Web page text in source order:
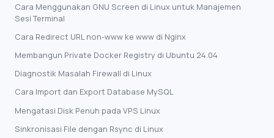
Cara Menggunakan GNU Screen di Linux untuk Manajemen
Sesi Terminal
Cara Redirect URL non-www ke www di Nginx
Membangun Private Docker Registry di Ubuntu 24.04
Diagnostik Masalah Firewall di Linux
Cara Import dan Export Database MySQL
Mengatasi Disk Penuh pada VPS Linux
Sinkronisasi File dengan Rsync di Linux